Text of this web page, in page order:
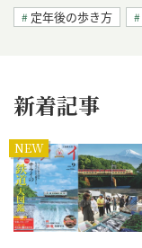
定年後の歩き方
新着記事
NEW